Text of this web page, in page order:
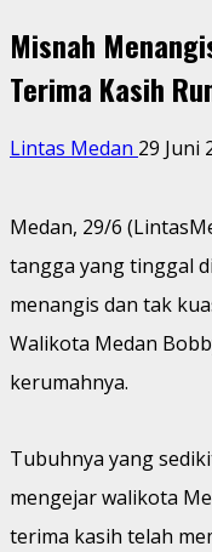
Misnah
Terima Kasih
Lintas Medan 29 Juni
Medan, 29/6
tangga yang tinggal
menangis dan tak
Walikota Medan
kerumahnya.
Tubuhnya yang
mengejar walikota
terima kasih telah